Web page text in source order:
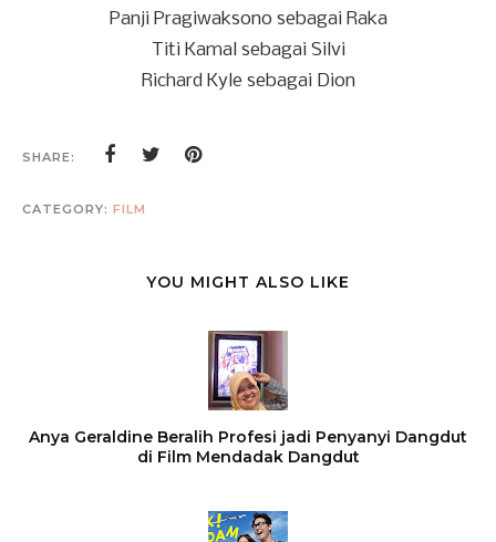
Panji Pragiwaksono sebagai Raka
Titi Kamal sebagai Silvi
Richard Kyle sebagai Dion
SHARE:
CATEGORY: FILM
YOU MIGHT ALSO LIKE
Anya Geraldine Beralih Profesi jadi Penyanyi Dangdut
di Film Mendadak Dangdut